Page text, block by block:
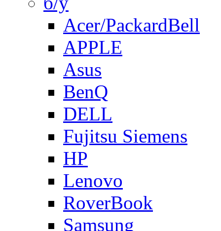
Acer/PackardBell
APPLE
Asus
BenQ
DELL
Fujitsu Siemens
HP
Lenovo
RoverBook
Samsung